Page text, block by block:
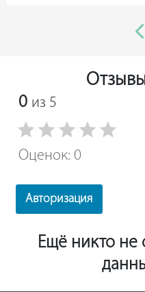
0 из 5
Оценок: 0
Авторизация
Ещё никто не